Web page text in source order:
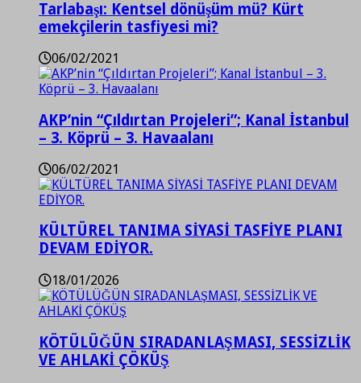
Tarlabaşı: Kentsel dönüşüm mü? Kürt
emekçilerin tasfiyesi mi?
06/02/2021
AKP’nin “Çıldırtan Projeleri”; Kanal İstanbul
– 3. Köprü – 3. Havaalanı
06/02/2021
KÜLTÜREL TANIMA SİYASİ TASFİYE PLANI
DEVAM EDİYOR.
18/01/2026
KÖTÜLÜĞÜN SIRADANLAŞMASI, SESSİZLİK
VE AHLAKİ ÇÖKÜŞ